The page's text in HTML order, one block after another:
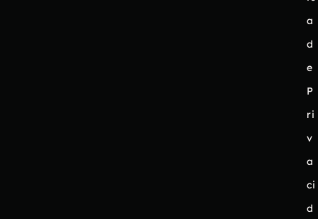
a
d
e
P
ri
v
a
ci
d